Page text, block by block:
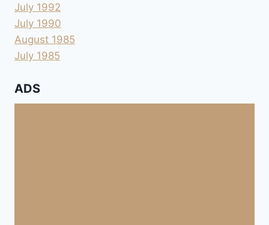
July 1992
July 1990
August 1985
July 1985
ADS